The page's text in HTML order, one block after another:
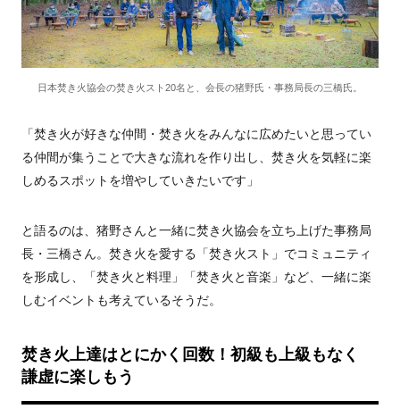
日本焚き火協会の焚き火スト20名と、会長の猪野氏・事務局長の三橋氏。
「焚き火が好きな仲間・焚き火をみんなに広めたいと思ってい
る仲間が集うことで大きな流れを作り出し、焚き火を気軽に楽
しめるスポットを増やしていきたいです」
と語るのは、猪野さんと一緒に焚き火協会を立ち上げた事務局
長・三橋さん。焚き火を愛する「焚き火スト」でコミュニティ
を形成し、「焚き火と料理」「焚き火と音楽」など、一緒に楽
しむイベントも考えているそうだ。
焚き火上達はとにかく回数！初級も上級もなく
謙虚に楽しもう